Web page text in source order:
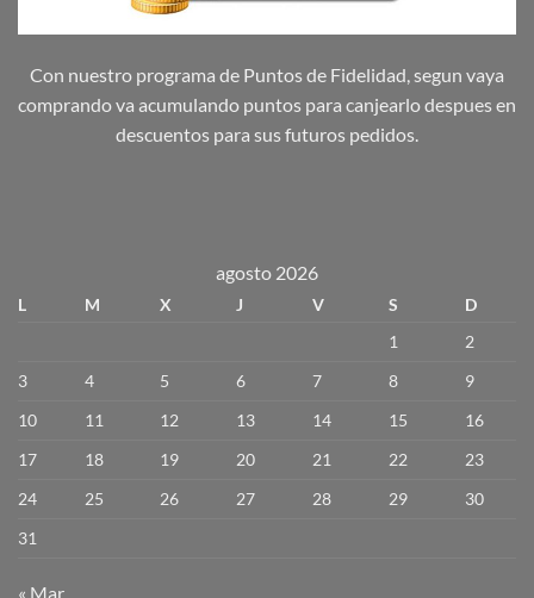
Con nuestro programa de Puntos de Fidelidad, segun vaya
comprando va acumulando puntos para canjearlo despues en
descuentos para sus futuros pedidos.
agosto 2026
L M X J V S
D
1
2
3
4 5 6 7 8
9
10
11 12 13 14 15
16
17
18 19 20 21 22
23
24
25 26 27 28 29
30
31
« Mar